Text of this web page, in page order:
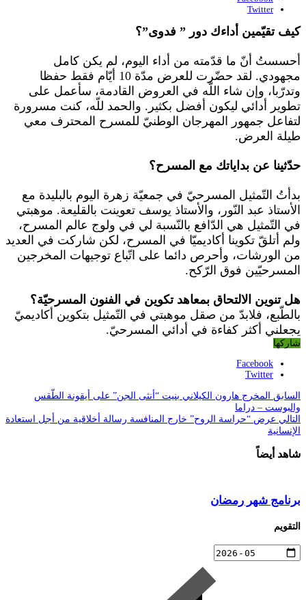
Twitter
كيف تقيّمين أداءك دور ” فدوى”؟
أحسستُ أنّ ما قدّمته من أداء اليوم، لم يكن كامل
مجهودي. لقد حضّرت للعرض مدّة 10 أيّام فقط حفظا
وتدرّبا، وإن شاء اللّه في العروض القادمة، سأعمل على
تطوير أدائي ليكون أفضل بكثير. والحمد للّه، كنت مسرورة
لتفاعل جمهور المهرجان الوطنيّ للمسرح المحترف معي
طيلة العرض.
حدّثينا عن بداياتك مع المسرح؟
بدأتُ التّمثيل المسرحيّ في جمعيّة زهرة اليوم بالبليدة مع
الأستاذ عبد النّور، والأستاذ يوسف تعوينت بالقليعة. موهبتي
في التّمثيل هي الدّافع بالنّسبة لي في ولوج عالم المسرح،
ولم أتلقّ تكوينا أكاديميّا في المسرح، لكن شاركت في العديد
من الورشات، وأحرص دائما على اتّباع توجيهات المخرجين
المسرحيّين فوق الرّكح.
هل تنوين الالتحاق بمعاهد تكوين في الفنون المسرحيّة؟
بالطّبع، فلابدّ من صقل موهبتي في التّمثيل بتكوين أكاديميّ
يجعلني أكثر كفاءة في أدائي المسرحيّ.
شاركها
Facebook
Twitter
السابق المخرج هارون الكيلاني بنيت “أنثى الجن” على أيقونة الطّقس
والبوست – دراما
التالي عرض “حراسة الروح” خارج المنافسة رسالة أخلاقية من أجل استعادة
الإنسانية
شاهد أيضاً
برنامج شهر رمضان
التقويم